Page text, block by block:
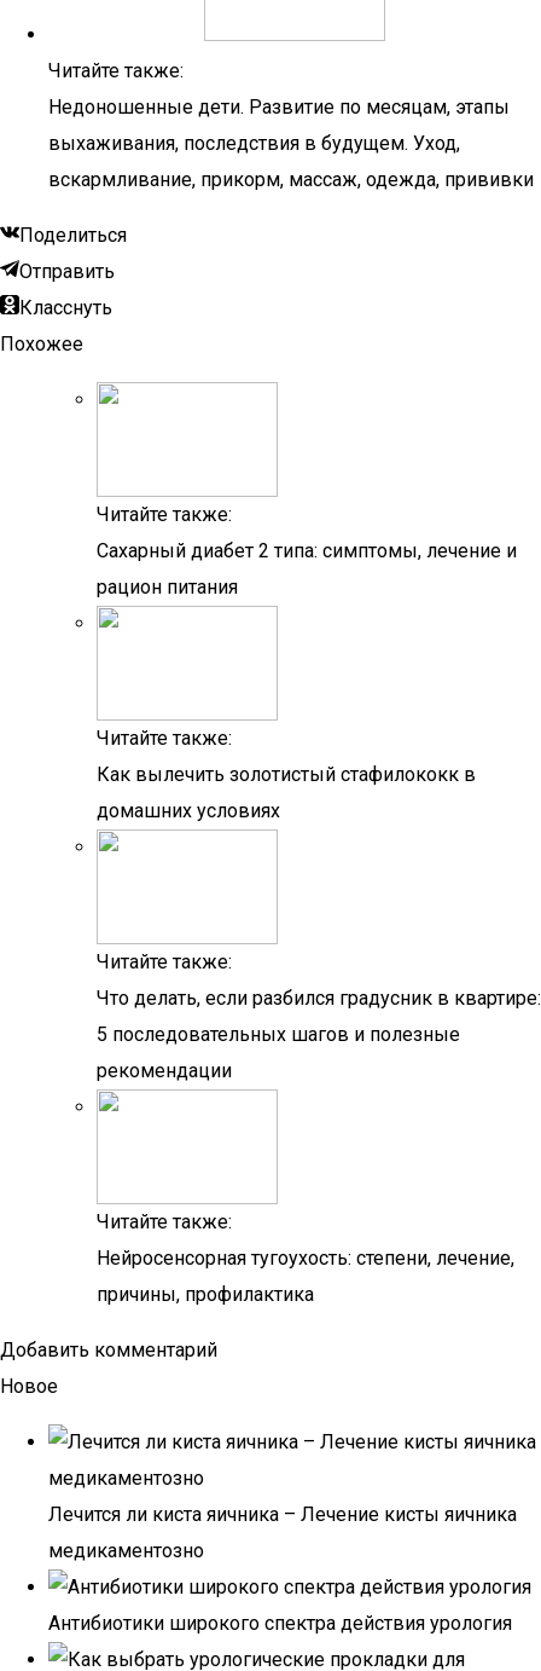
Читайте также:
Недоношенные дети. Развитие по месяцам, этапы
выхаживания, последствия в будущем. Уход,
вскармливание, прикорм, массаж, одежда, прививки
Поделиться
Отправить
Класснуть
Похожее
Читайте также:
Сахарный диабет 2 типа: симптомы, лечение и
рацион питания
Читайте также:
Как вылечить золотистый стафилококк в
домашних условиях
Читайте также:
Что делать, если разбился градусник в квартире:
5 последовательных шагов и полезные
рекомендации
Читайте также:
Нейросенсорная тугоухость: степени, лечение,
причины, профилактика
Добавить комментарий
Новое
Лечится ли киста яичника – Лечение кисты яичника
медикаментозно
Антибиотики широкого спектра действия урология